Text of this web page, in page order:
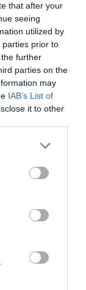
that after your
seeing
utilized by
parties prior to
further
parties on the
may
IAB’s List of
it to other